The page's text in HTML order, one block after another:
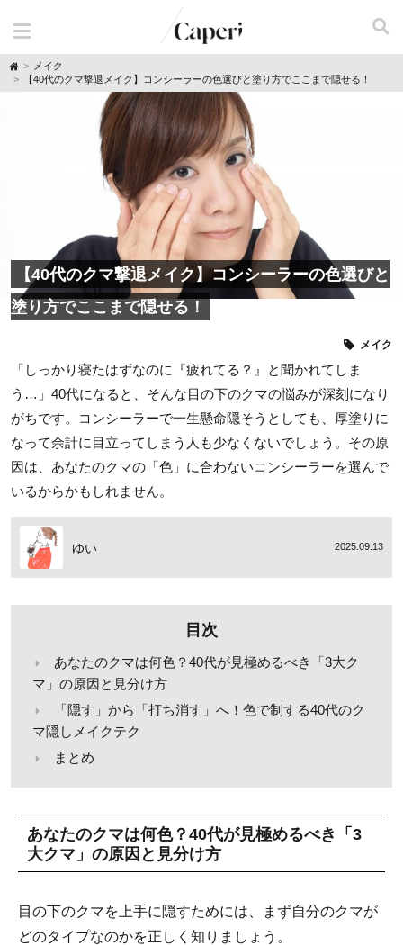
H
o
m
メイク
【40代のクマ撃退メイク】コンシーラーの色選びと塗り方でここまで隠せる！
【40代のクマ撃退メイク】コンシーラーの色選びと
塗り方でここまで隠せる！
メイク
「しっかり寝たはずなのに『疲れてる？』と聞かれてしま
う…」40代になると、そんな目の下のクマの悩みが深刻になり
がちです。コンシーラーで一生懸命隠そうとしても、厚塗りに
なって余計に目立ってしまう人も少なくないでしょう。その原
因は、あなたのクマの「色」に合わないコンシーラーを選んで
いるからかもしれません。
ゆい 2025.09.13
目次
あなたのクマは何色？40代が見極めるべき「3大ク
マ」の原因と見分け方
「隠す」から「打ち消す」へ！色で制する40代のク
マ隠しメイクテク
まとめ
あなたのクマは何色？40代が見極めるべき「3
大クマ」の原因と見分け方
目の下のクマを上手に隠すためには、まず自分のクマが
どのタイプなのかを正しく知りましょう。